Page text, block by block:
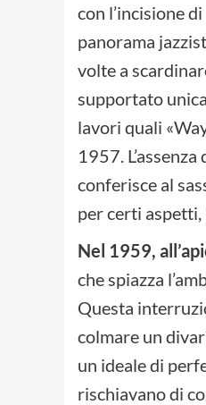
con l’incisione
panorama
volte a
supportato
lavori quali
1957.
conferisce al
per certi aspetti,
Nel 1959,
che spiazza
Questa
colmare un
un ideale di
rischiavano di